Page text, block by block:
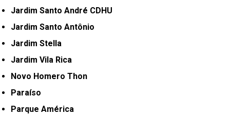
Jardim Santo André CDHU
Jardim Santo Antônio
Jardim Stella
Jardim Vila Rica
Novo Homero Thon
Paraíso
Parque América